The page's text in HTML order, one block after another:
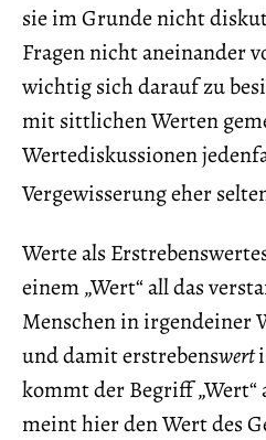
sie im Grunde nicht
Fragen nicht aneinander
wichtig sich darauf zu
mit sittlichen Werten
Wertediskussionen
Vergewisserung eher
Werte als
einem „Wert“ all das
Menschen in irgendeiner
und damit erstrebenswert
kommt der Begriff
meint hier den Wert des